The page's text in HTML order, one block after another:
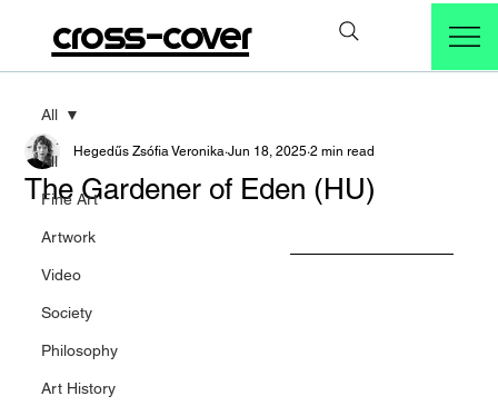
cross-cover
All
Fine Art
Artwork
Video
Society
Philosophy
Art History
All
The Gardener of Eden (HU)
Hegedűs Zsófia Veronika Jun 18, 2025 2 min read